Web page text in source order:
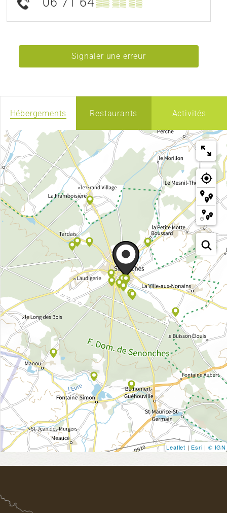
▒▒ ▒▒ ▒▒
Signaler une erreur
Hébergements Restaurants Activités
Leaflet | Esri | © IGN